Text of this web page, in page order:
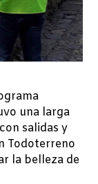
una larga
salidas y
Todoterreno
la belleza de